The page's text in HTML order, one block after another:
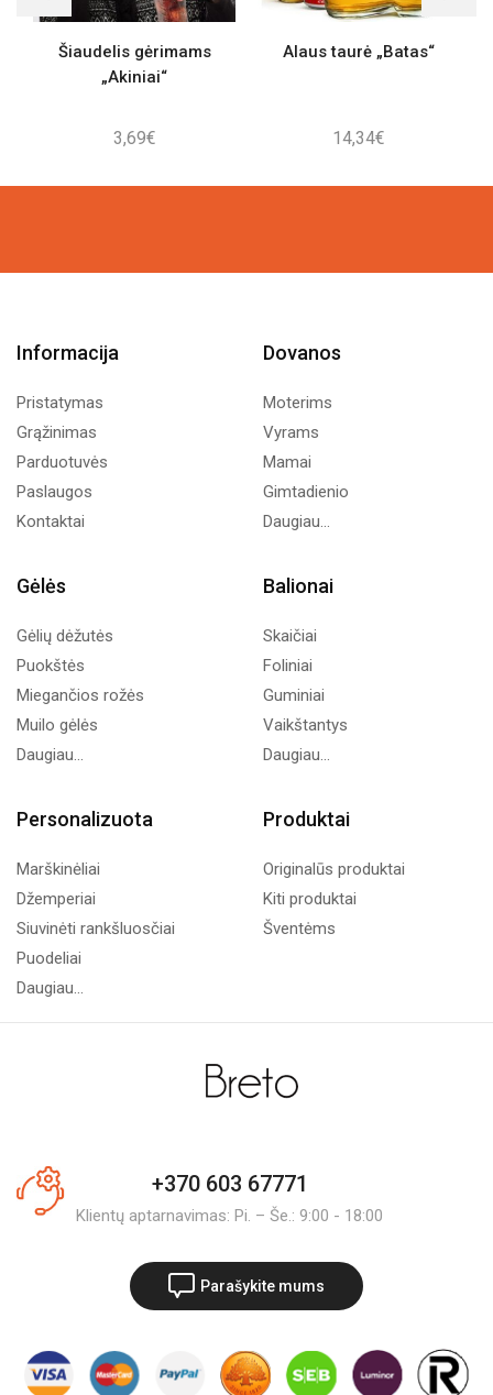
Šiaudelis gėrimams
„Akiniai“
3,69€
Alaus taurė „Batas“
14,34€
Informacija
Pristatymas
Grąžinimas
Parduotuvės
Paslaugos
Kontaktai
Dovanos
Moterims
Vyrams
Mamai
Gimtadienio
Daugiau...
Gėlės
Gėlių dėžutės
Puokštės
Miegančios rožės
Muilo gėlės
Daugiau...
Balionai
Skaičiai
Foliniai
Guminiai
Vaikštantys
Daugiau...
Personalizuota
Marškinėliai
Džemperiai
Siuvinėti rankšluosčiai
Puodeliai
Daugiau...
Produktai
Originalūs produktai
Kiti produktai
Šventėms
+370 603 67771
Klientų aptarnavimas: Pi. – Še.: 9:00 - 18:00
Parašykite mums